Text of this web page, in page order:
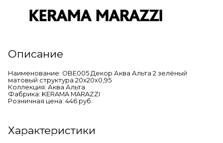
Описание
Наименование: OBE005 Декор Аква Альта 2 зелёный
матовый структура 20x20x0,95
Коллекция: Аква Альта
Фабрика: KERAMA MARAZZI
Розничная цена: 446 руб.
Характеристики